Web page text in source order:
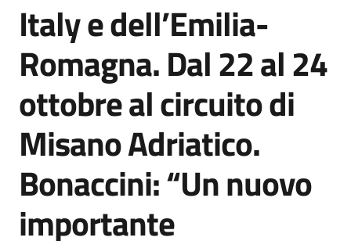
su
Italy e dell’Emilia-
Romagna. Dal 22 al 24
ottobre al circuito di
Misano Adriatico.
Bonaccini: “Un nuovo
importante